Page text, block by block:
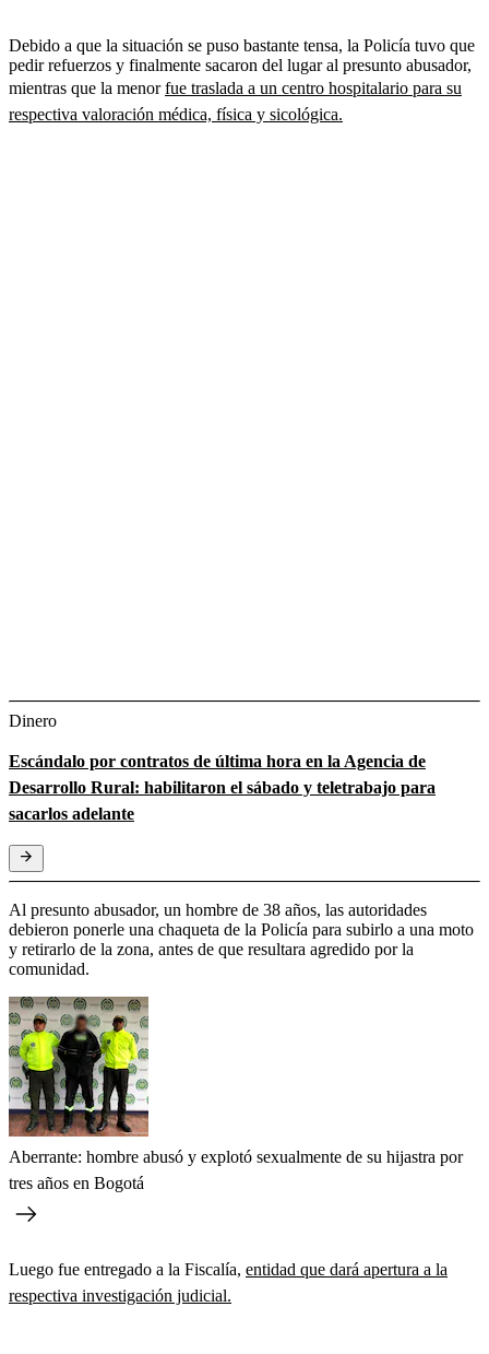
Debido a que la situación se puso bastante tensa, la Policía tuvo que
pedir refuerzos y finalmente sacaron del lugar al presunto abusador,
mientras que la menorfue traslada a un centro hospitalario para su
respectiva valoración médica, física y sicológica.
Dinero
Escándalo por contratos de última hora en la Agencia de
Desarrollo Rural: habilitaron el sábado y teletrabajo para
sacarlos adelante
Al presunto abusador, un hombre de 38 años, las autoridades
debieron ponerle una chaqueta de la Policía para subirlo a una moto
y retirarlo de la zona, antes de que resultara agredido por la
comunidad.
Aberrante: hombre abusó y explotó sexualmente de su hijastra por
tres años en Bogotá
Luego fue entregado a la Fiscalía, entidad que dará apertura a la
respectiva investigación judicial.